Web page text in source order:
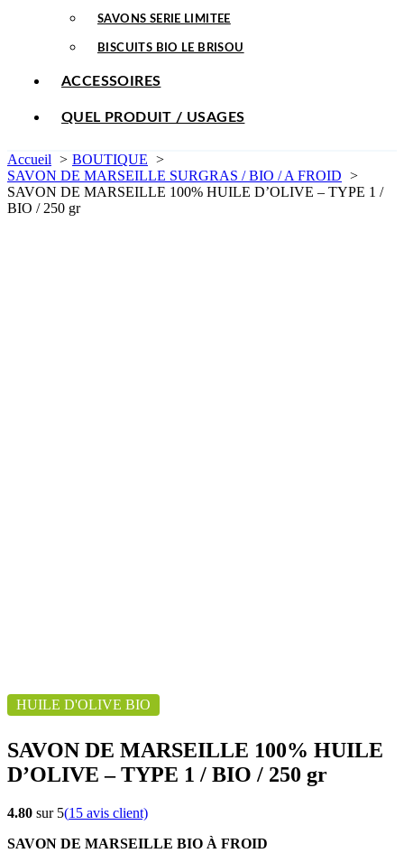
SAVONS SERIE LIMITEE
BISCUITS BIO LE BRISOU
ACCESSOIRES
QUEL PRODUIT / USAGES
Accueil
BOUTIQUE
SAVON DE MARSEILLE SURGRAS / BIO / A FROID
SAVON DE MARSEILLE 100% HUILE D’OLIVE – TYPE 1 /
BIO / 250 gr
HUILE D'OLIVE BIO
SAVON DE MARSEILLE 100% HUILE
D’OLIVE – TYPE 1 / BIO / 250 gr
4.80 sur 5(15 avis client)
SAVON DE MARSEILLE BIO À FROID